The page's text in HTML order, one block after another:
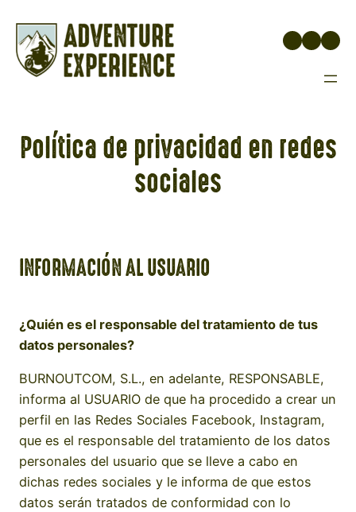
contenido
Política de privacidad en redes
sociales
INFORMACIÓN AL USUARIO
¿Quién es el responsable del tratamiento de tus
datos personales?
BURNOUTCOM, S.L., en adelante, RESPONSABLE,
informa al USUARIO de que ha procedido a crear un
perfil en las Redes Sociales Facebook, Instagram,
que es el responsable del tratamiento de los datos
personales del usuario que se lleve a cabo en
dichas redes sociales y le informa de que estos
datos serán tratados de conformidad con lo